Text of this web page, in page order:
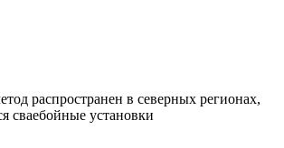
распространен в северных регионах,
сваебойные установки